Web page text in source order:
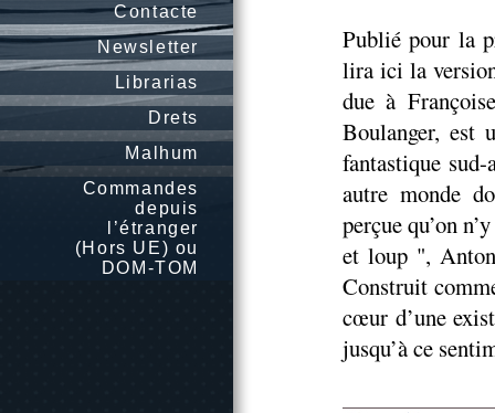
Contacte
Newsletter
Librarias
Drets
Malhum
Commandes
depuis
l’étranger
(Hors UE) ou
DOM-TOM
Publié pour la
lira ici la
due à
Boulanger, est
fantastique
autre monde
perçue qu’on
et loup ",
Construit
cœur d’une
jusqu’à ce